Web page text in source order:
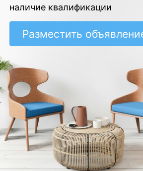
наличие квалификации
Разместить